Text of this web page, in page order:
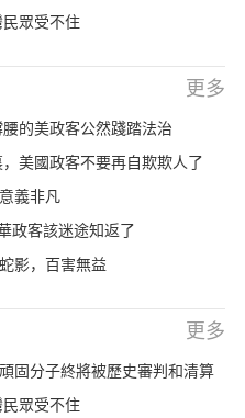
民眾受不住
更多
的美政客公然踐踏法治
美國政客不要再自欺欺人了
義非凡
政客該迷途知返了
影，百害無益
更多
固分子終將被歷史審判和清算
民眾受不住